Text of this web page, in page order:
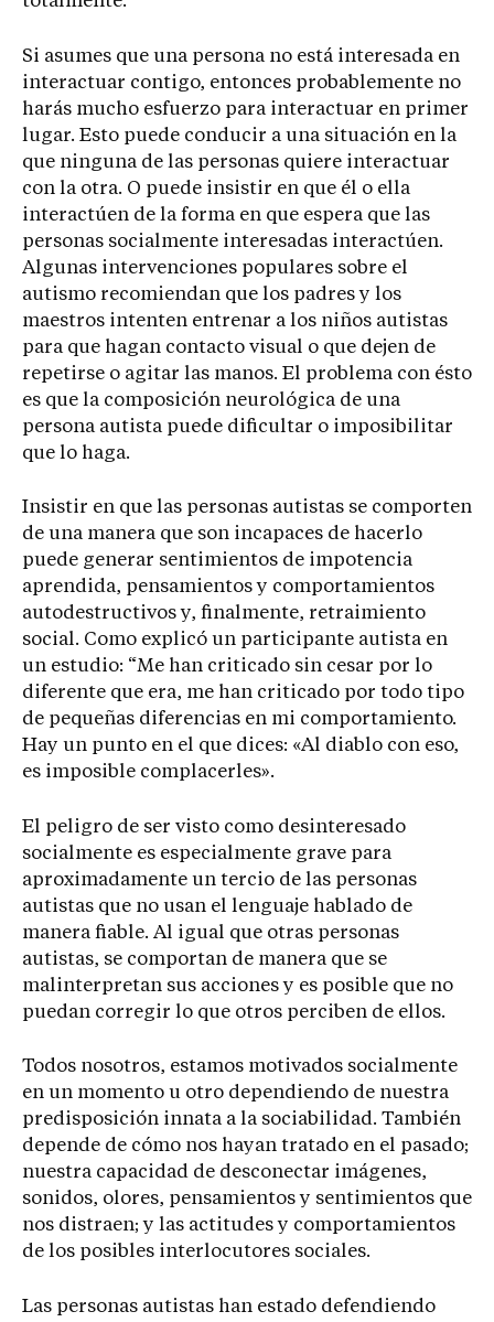
Si asumes que una persona no está interesada en
interactuar contigo, entonces probablemente no
harás mucho esfuerzo para interactuar en primer
lugar. Esto puede conducir a una situación en la
que ninguna de las personas quiere interactuar
con la otra. O puede insistir en que él o ella
interactúen de la forma en que espera que las
personas socialmente interesadas interactúen.
Algunas intervenciones populares sobre el
autismo recomiendan que los padres y los
maestros intenten entrenar a los niños autistas
para que hagan contacto visual o que dejen de
repetirse o agitar las manos. El problema con ésto
es que la composición neurológica de una
persona autista puede dificultar o imposibilitar
que lo haga.
Insistir en que las personas autistas se comporten
de una manera que son incapaces de hacerlo
puede generar sentimientos de impotencia
aprendida, pensamientos y comportamientos
autodestructivos y, finalmente, retraimiento
social. Como explicó un participante autista en
un estudio: “Me han criticado sin cesar por lo
diferente que era, me han criticado por todo tipo
de pequeñas diferencias en mi comportamiento.
Hay un punto en el que dices: «Al diablo con eso,
es imposible complacerles».
El peligro de ser visto como desinteresado
socialmente es especialmente grave para
aproximadamente un tercio de las personas
autistas que no usan el lenguaje hablado de
manera fiable. Al igual que otras personas
autistas, se comportan de manera que se
malinterpretan sus acciones y es posible que no
puedan corregir lo que otros perciben de ellos.
Todos nosotros, estamos motivados socialmente
en un momento u otro dependiendo de nuestra
predisposición innata a la sociabilidad. También
depende de cómo nos hayan tratado en el pasado;
nuestra capacidad de desconectar imágenes,
sonidos, olores, pensamientos y sentimientos que
nos distraen; y las actitudes y comportamientos
de los posibles interlocutores sociales.
Las personas autistas han estado defendiendo